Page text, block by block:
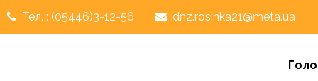
Тел. : (05446)3-12-56 dnz.rosinka21@meta.ua